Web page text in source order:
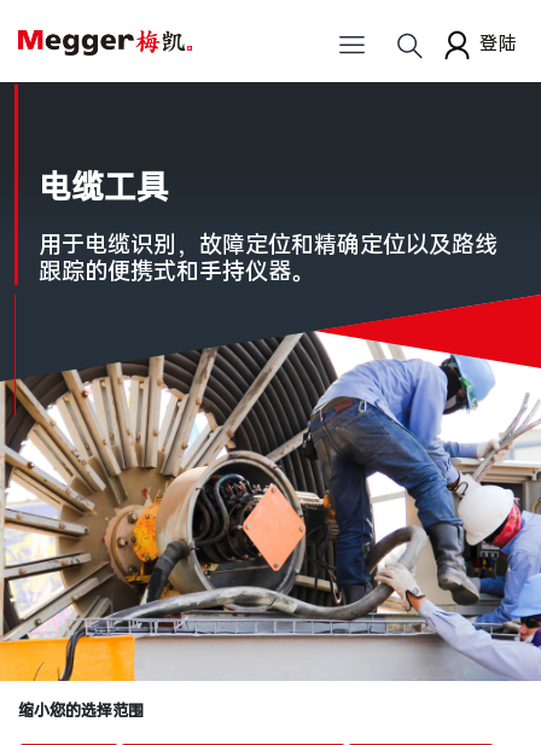
登陆
电缆工具
用于电缆识别，故障定位和精确定位以及路线
跟踪的便携式和手持仪器。
缩小您的选择范围